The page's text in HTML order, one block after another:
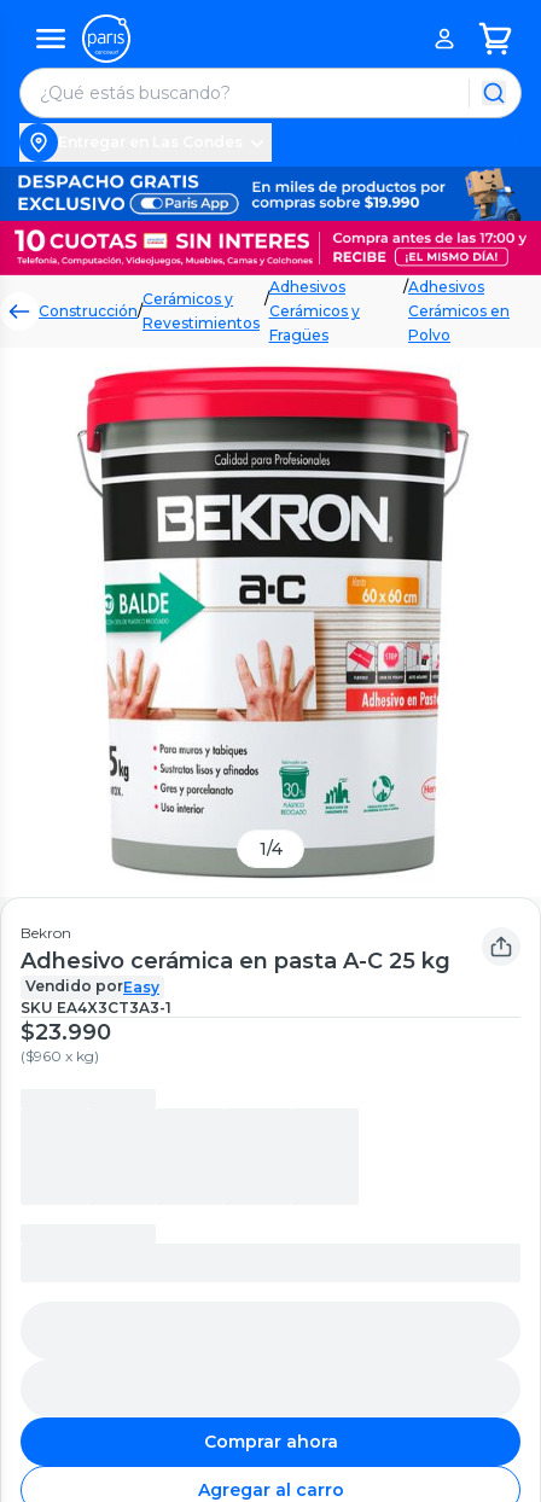
Construcción/
Cerámicos y
Revestimientos
/
Adhesivos
Cerámicos y
Fragües
/Adhesivos
Cerámicos en
Polvo
1/4
Bekron
Adhesivo cerámica en pasta A-C 25 kg
Vendido porEasy
SKU EA4X3CT3A3-1
$23.990
($960 x kg)
Comprar ahora
Agregar al carro